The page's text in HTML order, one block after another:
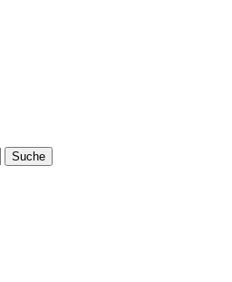
Suche